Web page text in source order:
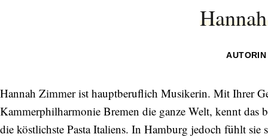
Hannah Zimmer ist hauptberuflich Musikerin. Mit Ihrer
Kammerphilharmonie Bremen die ganze Welt, kennt das
die köstlichste Pasta Italiens. In Hamburg jedoch fühlt sie